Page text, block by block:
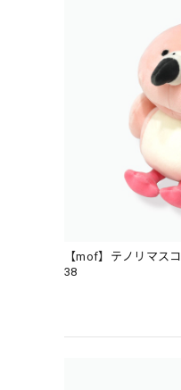
【mof】テノリマス
38